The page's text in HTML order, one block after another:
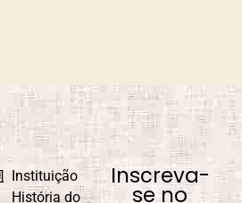
Carnaval
Instituição
História do
Inscreva-
se no